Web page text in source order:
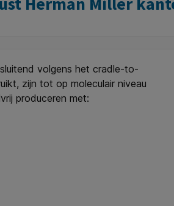
volgens het cradle-to-
zijn tot op moleculair niveau
produceren met: